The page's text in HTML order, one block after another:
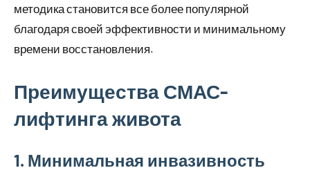
методика становится все более популярной
благодаря своей эффективности и минимальному
времени восстановления.
Преимущества СМАС-
лифтинга живота
1. Минимальная инвазивность